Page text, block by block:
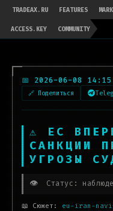
TRADEAX.RU FEATURES
ACCESS.KEY COMMUNITY
📅 2026-06-08
🔗 Поделиться
⚠ ЕС
САНКЦИИ
УГРОЗЫ
👁️ Статус:
📖 Сюжет: eu-iran-